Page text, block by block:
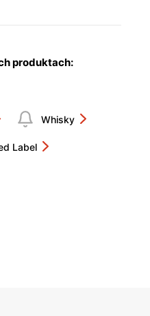
produktach:
Whisky
Label